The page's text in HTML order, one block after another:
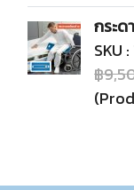
กระด
SKU
฿